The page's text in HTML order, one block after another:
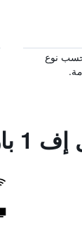
نوع
بوسيز